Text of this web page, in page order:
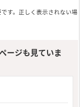
です。正しく表示されない場
ージも見ていま